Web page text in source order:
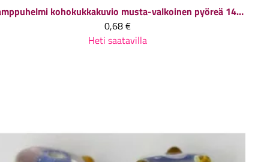
Lamppuhelmi kohokukkakuvio musta-valkoinen pyöreä 14 mm, 1 kpl
0,68 €
Heti saatavilla